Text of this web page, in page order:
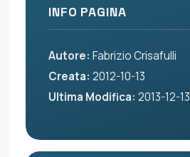
INFO PAGINA
Autore: Fabrizio Crisafulli
Creata: 2012-10-13
Ultima Modifica: 2013-12-13